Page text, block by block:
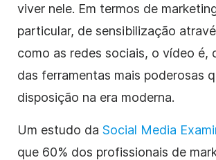
viver nele. Em termos de
particular, de sensibilização
como as redes sociais, o vídeo é,
das ferramentas mais poderosas
disposição na era moderna.
Um estudo da Social Media
que 60% dos profissionais de